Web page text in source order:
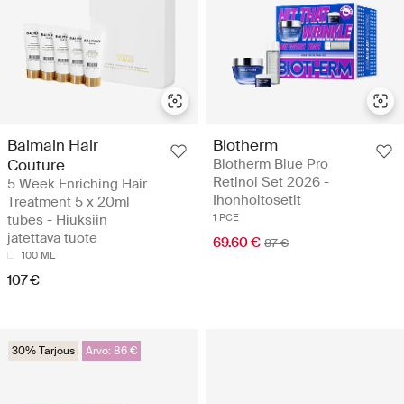
Balmain Hair
Couture
5 Week Enriching Hair
Treatment 5 x 20ml
tubes - Hiuksiin
jätettävä tuote
100 ML
107 €
Biotherm
Biotherm Blue Pro
Retinol Set 2026 -
Ihonhoitosetit
1 PCE
69.60 € 87 €
30% Tarjous Arvo: 86 €